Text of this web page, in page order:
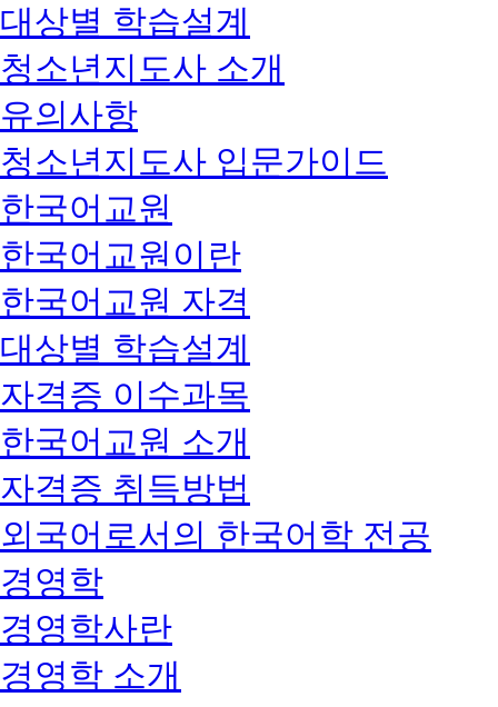
대상별 학습설계
청소년지도사 소개
유의사항
청소년지도사 입문가이드
한국어교원
한국어교원이란
한국어교원 자격
대상별 학습설계
자격증 이수과목
한국어교원 소개
자격증 취득방법
외국어로서의 한국어학 전공
경영학
경영학사란
경영학 소개